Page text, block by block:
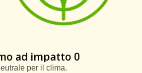
ad impatto 0
per il clima.